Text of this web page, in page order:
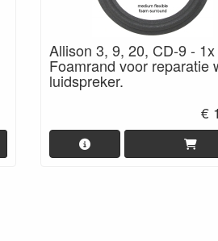
Allison 3, 9, 20, CD-9 - 1x
Foamrand voor reparatie
luidspreker.
€